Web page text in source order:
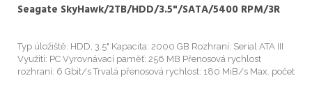
Seagate SkyHawk/2TB/HDD/3.5"/SATA/5400 RPM/3R
Typ úložiště: HDD, 3.5" Kapacita: 2000 GB Rozhraní: Serial ATA III
Využití: PC Vyrovnávací paměť: 256 MB Přenosová rychlost
rozhraní: 6 Gbit/s Trvalá přenosová rychlost: 180 MiB/s Max. počet